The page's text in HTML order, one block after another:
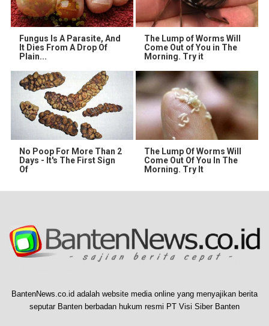
Fungus Is A Parasite, And
It Dies From A Drop Of
Plain...
The Lump of Worms Will
Come Out of You in The
Morning. Try it
No Poop For More Than 2
Days - It's The First Sign
Of
The Lump Of Worms Will
Come Out Of You In The
Morning. Try It
BantenNews.co.id adalah website media online yang menyajikan berita
seputar Banten berbadan hukum resmi PT Visi Siber Banten